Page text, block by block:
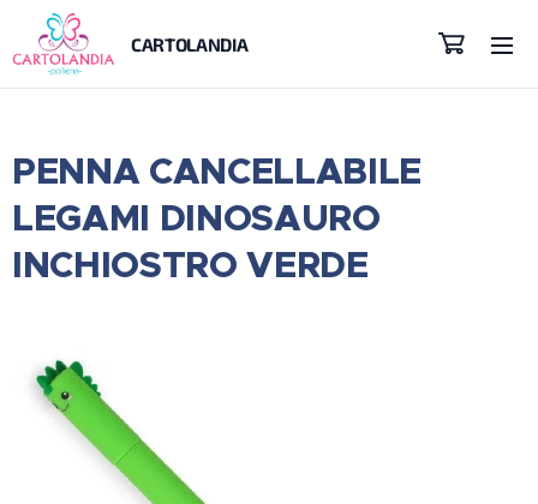
CARTOLANDIA
PENNA CANCELLABILE
LEGAMI DINOSAURO
INCHIOSTRO VERDE